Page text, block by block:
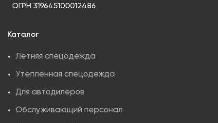
ОГРН 319645100012486
Каталог
Летняя спецодежда
Утепленная спецодежда
Для автодилеров
Обслуживающий персонал